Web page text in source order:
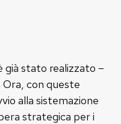
già stato realizzato –
Ora, con queste
alla sistemazione
strategica per i